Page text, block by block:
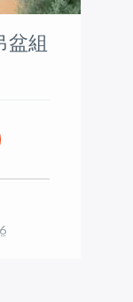
盆組